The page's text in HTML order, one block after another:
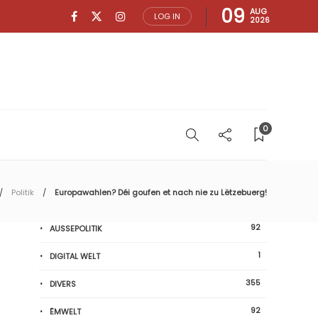
LOG IN 09 AUG
2026
0
Politik Europawahlen? Déi goufen et nach nie zu Lëtzebuerg!
AUSSEPOLITIK 92
DIGITAL WELT 1
DIVERS 355
ËMWELT 92